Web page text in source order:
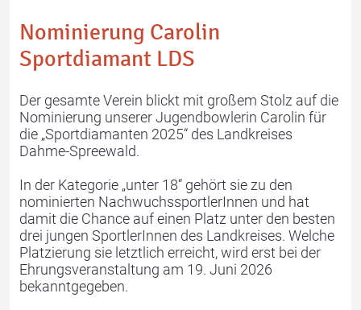
Tanz & Bewegung Tischtennis
Nominierung Carolin
Sportdiamant LDS
Der gesamte Verein blickt mit großem Stolz auf die
Nominierung unserer Jugendbowlerin Carolin für
die „Sportdiamanten 2025“ des Landkreises
Dahme-Spreewald.
In der Kategorie „unter 18“ gehört sie zu den
nominierten NachwuchssportlerInnen und hat
damit die Chance auf einen Platz unter den besten
drei jungen SportlerInnen des Landkreises. Welche
Platzierung sie letztlich erreicht, wird erst bei der
Ehrungsveranstaltung am 19. Juni 2026
bekanntgegeben.